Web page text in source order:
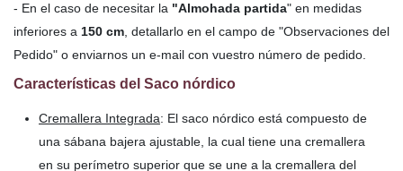
- En el caso de necesitar la "Almohada partida" en medidas
inferiores a 150 cm , detallarlo en el campo de "Observaciones del
Pedido" o enviarnos un e-mail con vuestro número de pedido.
Características del Saco nórdico
Cremallera Integrada: El saco nórdico está compuesto de
una sábana bajera ajustable, la cual tiene una cremallera
en su perímetro superior que se une a la cremallera del